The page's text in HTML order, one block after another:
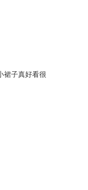
裙子真好看很